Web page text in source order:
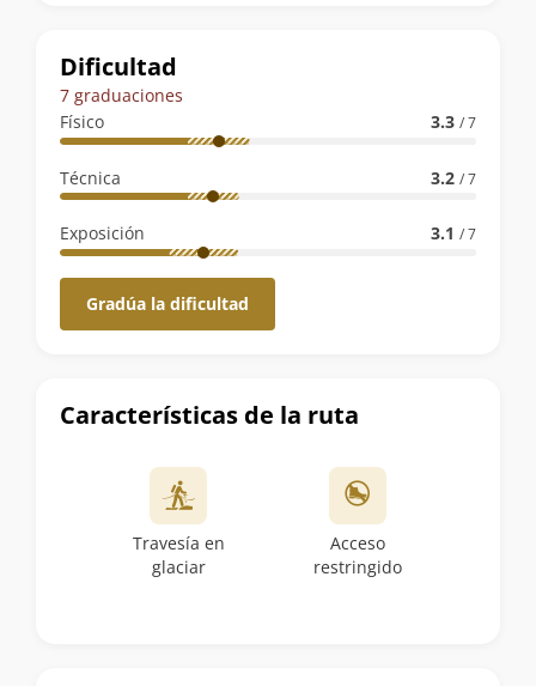
ruta
Dificultad
7 graduaciones
Físico
3.3 / 7
Técnica 3.2 / 7
Exposición 3.1 / 7
Gradúa la dificultad
Características de la ruta
Travesía en
glaciar
Acceso
restringido